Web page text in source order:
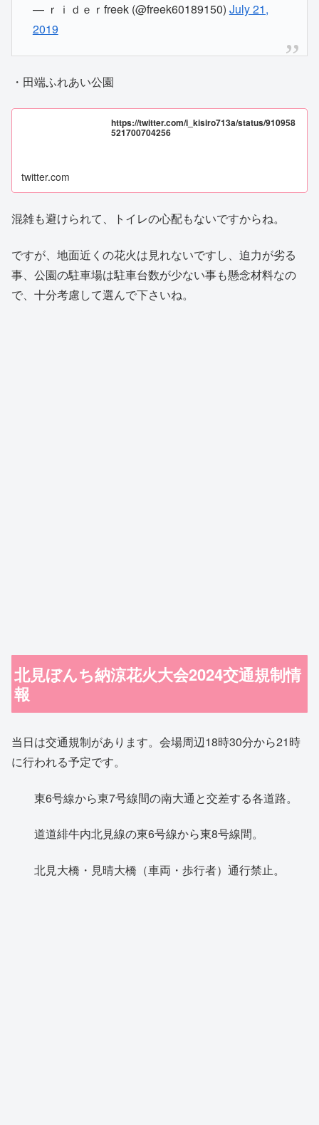
— ｒｉｄｅｒfreek (@freek60189150) July 21,
2019
・田端ふれあい公園
https://twitter.com/i_kisiro713a/status/910958
521700704256
twitter.com
混雑も避けられて、トイレの心配もないですからね。
ですが、地面近くの花火は見れないですし、迫力が劣る
事、公園の駐車場は駐車台数が少ない事も懸念材料なの
で、十分考慮して選んで下さいね。
北見ぼんち納涼花火大会2024交通規制情
報
当日は交通規制があります。会場周辺18時30分から21時
に行われる予定です。
東6号線から東7号線間の南大通と交差する各道路。
道道緋牛内北見線の東6号線から東8号線間。
北見大橋・見晴大橋（車両・歩行者）通行禁止。